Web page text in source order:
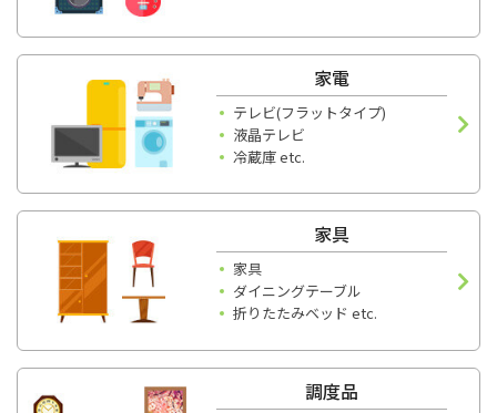
家電
テレビ(フラットタイプ)
液晶テレビ
冷蔵庫 etc.
家具
家具
ダイニングテーブル
折りたたみベッド etc.
調度品